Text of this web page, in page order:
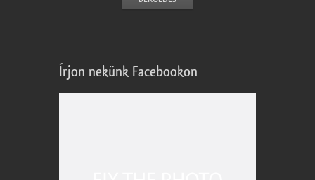
Írjon nekünk Facebookon